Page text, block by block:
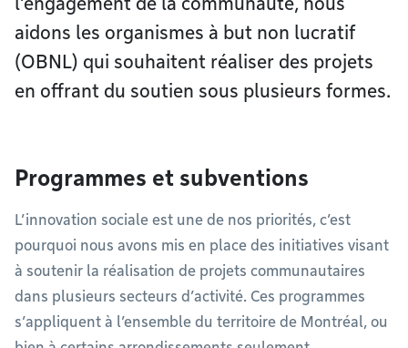
aidons les organismes à but non lucratif
(OBNL) qui souhaitent réaliser des projets
en offrant du soutien sous plusieurs formes.
Programmes et subventions
L’innovation sociale est une de nos priorités, c’est
pourquoi nous avons mis en place des initiatives visant
à soutenir la réalisation de projets communautaires
dans plusieurs secteurs d’activité. Ces programmes
s’appliquent à l’ensemble du territoire de Montréal, ou